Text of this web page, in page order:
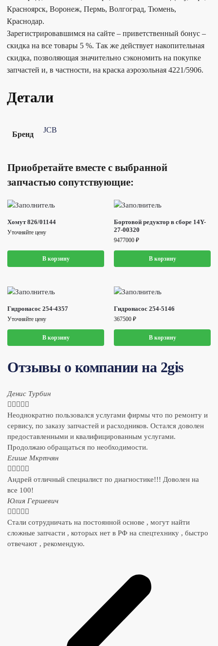
Красноярск, Воронеж, Пермь, Волгоград, Тюмень,
Краснодар.
Зарегистрировавшимся на сайте – приветственный бонус –
скидка на все товары 5 %. Так же действует накопительная
скидка, позволяющая значительно сэкономить на покупке
запчастей и, в частности, на краска аэрозольная 4221/5906.
Детали
Бренд
JCB
Приобретайте вместе с выбранной
запчастью сопутствующие:
Хомут 826/01144
Уточняйте цену
В корзину
Бортовой редуктор в сборе 14Y-
27-00320
9477000 ₽
В корзину
Гидронасос 254-4357
Уточняйте цену
В корзину
Гидронасос 254-5146
367500 ₽
В корзину
Отзывы о компании на 2gis
Денис Турбин
    
Неоднократно пользовался услугами фирмы что по ремонту и
сервису, по заказу запчастей и расходников. Остался доволен
предоставленными и квалифицированным услугами.
Продолжаю обращаться по необходимости.
​Егише Мкртчян
    
Андрей отличный специалист по диагностике!!! Доволен на
все 100!
​Юлия Гершевич
    
Стали сотрудничать на постоянной основе , могут найти
сложные запчасти , которых нет в РФ на спецтехнику , быстро
отвечают , рекомендую.